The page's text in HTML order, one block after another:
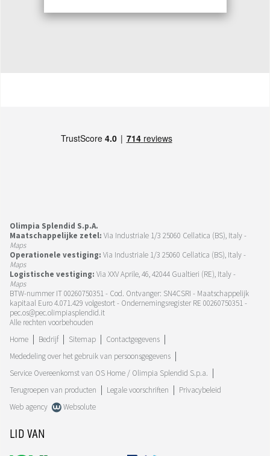
Olimpia Splendid S.p.A.
Maatschappelijke zetel: Via Industriale 1/3 25060 Cellatica (BS), Italy -
Maps
Operationele vestiging: Via Industriale 1/3 25060 Cellatica (BS), Italy -
Maps
Logistische vestiging: Via XXV Aprile, 46, 42044 Gualtieri (RE), Italy -
Maps
BTW-nummer IT 00260750351 - Cod. Ontvanger: SN4CSRI - Maatschappelijk
kapitaal Euro 4.071.429 volgestort - Ondernemingsregister RE 00260750351 -
pec.os@pec.olimpiasplendid.it
Alle rechten voorbehouden
Home
Bedrijf Sitemap
Contactgegevens
Mededeling over het gebruik van persoonsgegevens
Service Overeenkomst van OS Home / Olimpia Splendid S.p.a.
Terugroepen van producten
Legale voorschriften
Privacybeleid
Web agency
Websolute
LID VAN